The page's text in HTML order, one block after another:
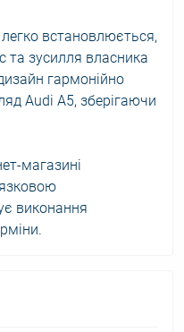
встановлюється,
та зусилля власника
гармонійно
Audi A5, зберігаючи
магазині
виконання